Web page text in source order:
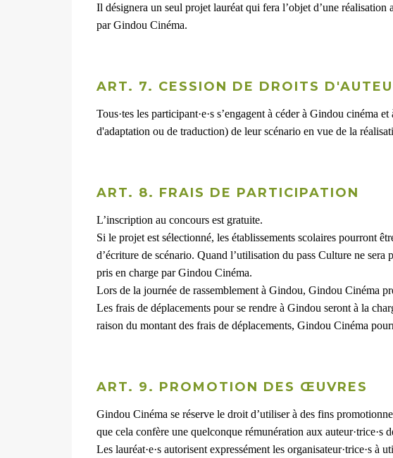
Il désignera un seul projet lauréat qui fera l’objet d’une réalisation
par Gindou Cinéma.
ART. 7. CESSION DE DROITS
Tous·tes les participant·e·s s’engagent à céder à Gindou cinéma
d'adaptation ou de traduction) de leur scénario en vue de la
ART. 8. FRAIS DE PARTICIPATION
L’inscription au concours est gratuite.
Si le projet est sélectionné, les établissements scolaires pourront
d’écriture de scénario. Quand l’utilisation du pass Culture ne
pris en charge par Gindou Cinéma.
Lors de la journée de rassemblement à Gindou, Gindou Cinéma
Les frais de déplacements pour se rendre à Gindou seront à la
raison du montant des frais de déplacements, Gindou Cinéma
ART. 9. PROMOTION DES ŒUVRES
Gindou Cinéma se réserve le droit d’utiliser à des fins
que cela confère une quelconque rémunération aux auteur·trice·s
Les lauréat·e·s autorisent expressément les organisateur·trice·s